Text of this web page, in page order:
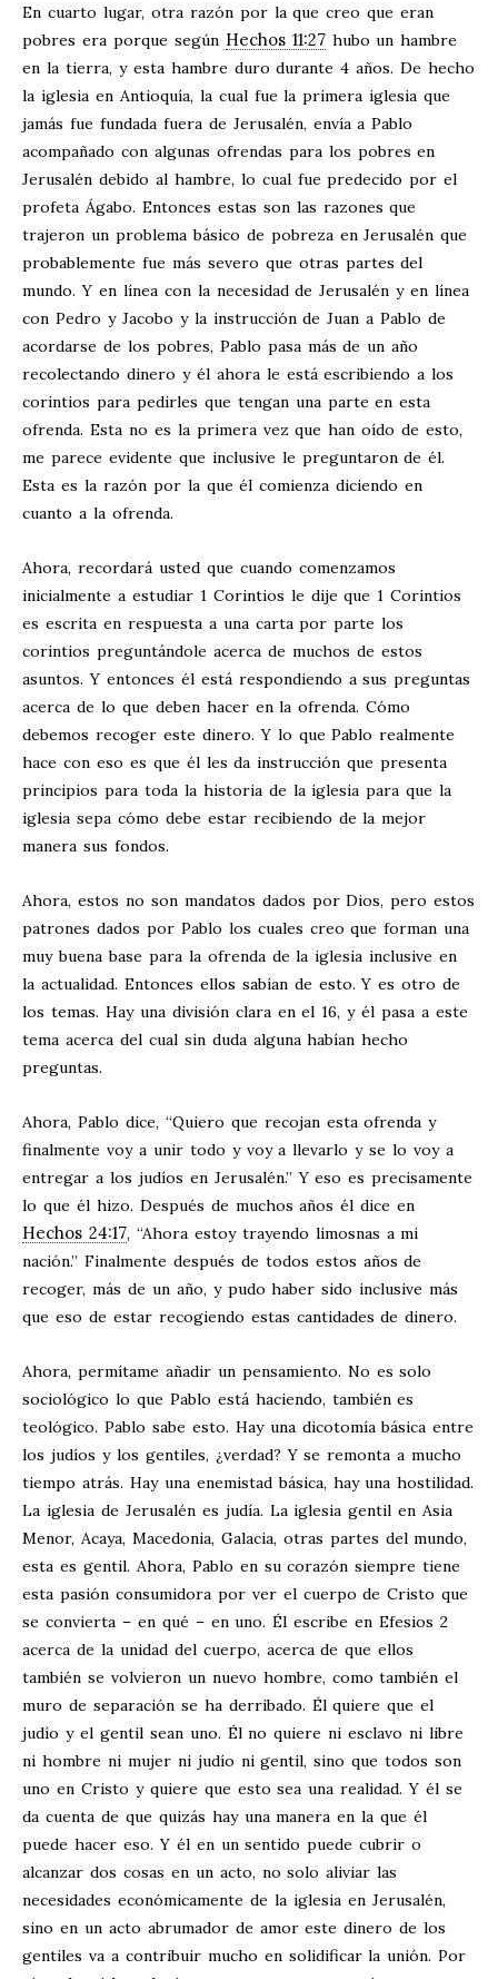
En cuarto lugar, otra razón por la que creo que eran
pobres era porque según Hechos 11:27hubo un hambre
en la tierra, y esta hambre duro durante 4 años. De hecho
la iglesia en Antioquía, la cual fue la primera iglesia que
jamás fue fundada fuera de Jerusalén, envía a Pablo
acompañado con algunas ofrendas para los pobres en
Jerusalén debido al hambre, lo cual fue predecido por el
profeta Ágabo. Entonces estas son las razones que
trajeron un problema básico de pobreza en Jerusalén que
probablemente fue más severo que otras partes del
mundo. Y en línea con la necesidad de Jerusalén y en línea
con Pedro y Jacobo y la instrucción de Juan a Pablo de
acordarse de los pobres, Pablo pasa más de un año
recolectando dinero y él ahora le está escribiendo a los
corintios para pedirles que tengan una parte en esta
ofrenda. Esta no es la primera vez que han oído de esto,
me parece evidente que inclusive le preguntaron de él.
Esta es la razón por la que él comienza diciendo en
cuanto a la ofrenda.
Ahora, recordará usted que cuando comenzamos
inicialmente a estudiar 1 Corintios le dije que 1 Corintios
es escrita en respuesta a una carta por parte los
corintios preguntándole acerca de muchos de estos
asuntos. Y entonces él está respondiendo a sus preguntas
acerca de lo que deben hacer en la ofrenda. Cómo
debemos recoger este dinero. Y lo que Pablo realmente
hace con eso es que él les da instrucción que presenta
principios para toda la historia de la iglesia para que la
iglesia sepa cómo debe estar recibiendo de la mejor
manera sus fondos.
Ahora, estos no son mandatos dados por Dios, pero estos
patrones dados por Pablo los cuales creo que forman una
muy buena base para la ofrenda de la iglesia inclusive en
la actualidad. Entonces ellos sabían de esto. Y es otro de
los temas. Hay una división clara en el 16, y él pasa a este
tema acerca del cual sin duda alguna habían hecho
preguntas.
Ahora, Pablo dice, “Quiero que recojan esta ofrenda y
finalmente voy a unir todo y voy a llevarlo y se lo voy a
entregar a los judíos en Jerusalén.” Y eso es precisamente
lo que él hizo. Después de muchos años él dice en
Hechos 24:17, “Ahora estoy trayendo limosnas a mi
nación.” Finalmente después de todos estos años de
recoger, más de un año, y pudo haber sido inclusive más
que eso de estar recogiendo estas cantidades de dinero.
Ahora, permítame añadir un pensamiento. No es solo
sociológico lo que Pablo está haciendo, también es
teológico. Pablo sabe esto. Hay una dicotomía básica entre
los judíos y los gentiles, ¿verdad? Y se remonta a mucho
tiempo atrás. Hay una enemistad básica, hay una hostilidad.
La iglesia de Jerusalén es judía. La iglesia gentil en Asia
Menor, Acaya, Macedonia, Galacia, otras partes del mundo,
esta es gentil. Ahora, Pablo en su corazón siempre tiene
esta pasión consumidora por ver el cuerpo de Cristo que
se convierta – en qué – en uno. Él escribe en Efesios 2
acerca de la unidad del cuerpo, acerca de que ellos
también se volvieron un nuevo hombre, como también el
muro de separación se ha derribado. Él quiere que el
judío y el gentil sean uno. Él no quiere ni esclavo ni libre
ni hombre ni mujer ni judío ni gentil, sino que todos son
uno en Cristo y quiere que esto sea una realidad. Y él se
da cuenta de que quizás hay una manera en la que él
puede hacer eso. Y él en un sentido puede cubrir o
alcanzar dos cosas en un acto, no solo aliviar las
necesidades económicamente de la iglesia en Jerusalén,
sino en un acto abrumador de amor este dinero de los
gentiles va a contribuir mucho en solidificar la unión. Por